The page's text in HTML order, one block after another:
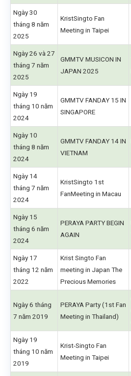
Ngày 30
tháng 8 năm
2025
KristSingto Fan
Meeting in Taipei
Ngày 26 và 27
tháng 7 năm
2025
GMMTV MUSICON IN
JAPAN 2025
Ngày 19
tháng 10 năm
2024
GMMTV FANDAY 15 IN
SINGAPORE
Ngày 10
tháng 8 năm
2024
GMMTV FANDAY 14 IN
VIETNAM
Ngày 14
tháng 7 năm
2024
KristSingto 1st
FanMeeting in Macau
Ngày 15
tháng 6 năm
2024
PERAYA PARTY BEGIN
AGAIN
Ngày 17
tháng 12 năm
2022
Krist Singto Fan
meeting in Japan The
Precious Memories
Ngày 6 tháng
7 năm 2019
PERAYA Party (1st Fan
Meeting in Thailand)
Ngày 19
tháng 10 năm
2019
Krist-Singto Fan
Meeting in Taipei